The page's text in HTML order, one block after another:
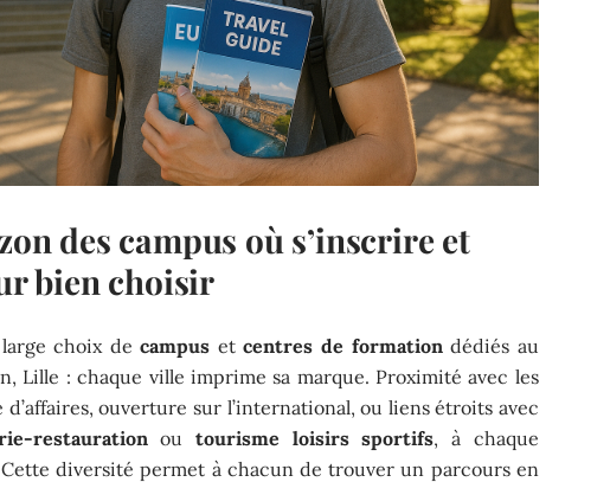
des campus où s’inscrire et
bien choisir
choix decampus etcentres de formationdédiés au
Lille : chaque ville imprime sa marque. Proximité avec les
ouverture sur l’international, ou liens étroits avec
restaurationoutourisme loisirs sportifs, à chaque
diversité permet à chacun de trouver un parcours en